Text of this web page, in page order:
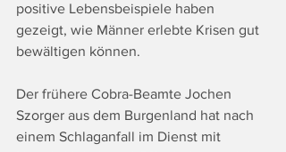
positive Lebensbeispiele haben
gezeigt, wie Männer erlebte Krisen gut
bewältigen können.
Der frühere Cobra-Beamte Jochen
Szorger aus dem Burgenland hat nach
einem Schlaganfall im Dienst mit